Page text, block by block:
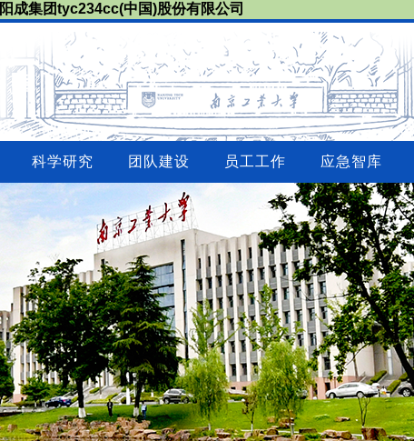
成集团tyc234cc(中国)股份有限公司
科学研究 团队建设 员工工作 应急智库